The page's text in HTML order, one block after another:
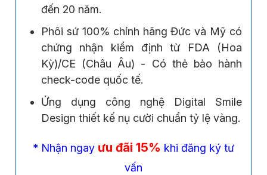
đến 20 năm.
Phôi sứ 100% chính hãng Đức và Mỹ có
chứng nhận kiểm định từ FDA (Hoa
Kỳ)/CE (Châu Âu) - Có thẻ bảo hành
check-code quốc tế.
Ứng dụng công nghệ Digital Smile
Design thiết kế nụ cười chuẩn tỷ lệ vàng.
* Nhận ngay ưu đãi 15% khi đăng ký tư
vấn